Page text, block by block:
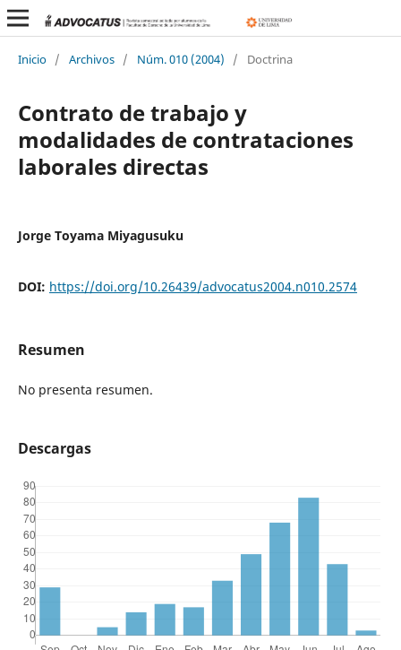
Inicio / Archivos / Núm. 010 (2004) / Doctrina
Contrato de trabajo y
modalidades de contrataciones
laborales directas
Jorge Toyama Miyagusuku
DOI: https://doi.org/10.26439/advocatus2004.n010.2574
Resumen
No presenta resumen.
Descargas